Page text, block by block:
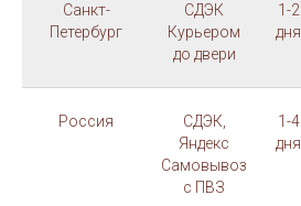
Санкт-
Петербург
СДЭК
Курьером
до двери
1-2
дня
Россия
СДЭК,
Яндекс
Самовывоз
с ПВЗ
1-4
дня